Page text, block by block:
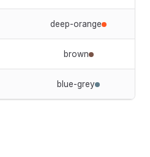
deep-orange
brown
blue-grey